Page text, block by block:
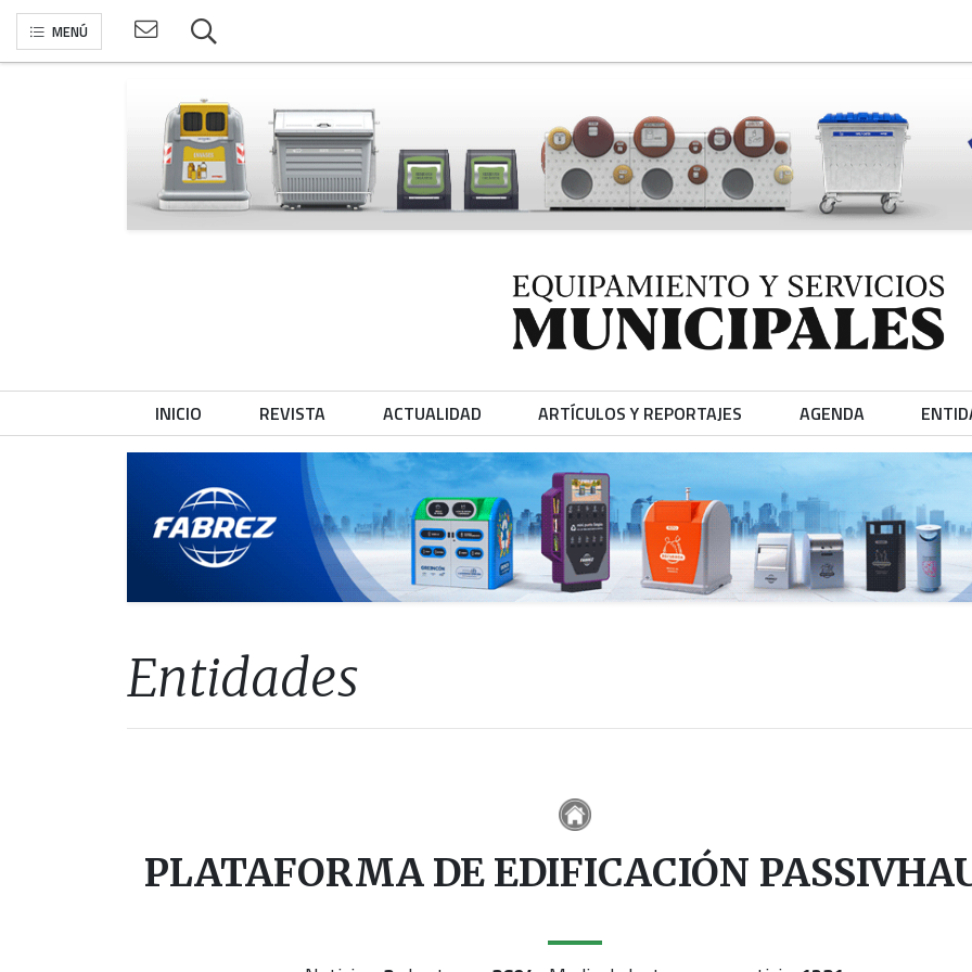
MENÚ
INICIO REVISTA ACTUALIDAD ARTÍCULOS Y REPORTAJES AGENDA
Entidades
PLATAFORMA DE EDIFICACIÓN